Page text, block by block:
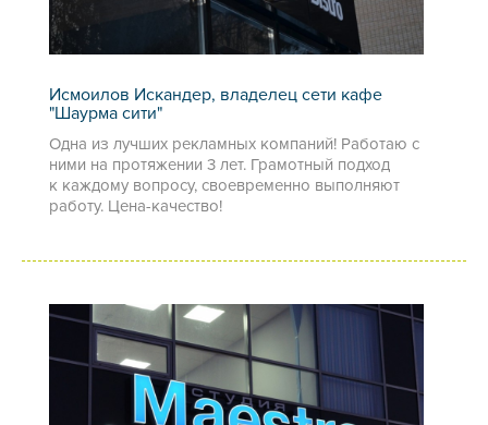
Исмоилов Искандер, владелец сети кафе
"Шаурма сити"
Одна из лучших рекламных компаний! Работаю с
ними на протяжении 3 лет. Грамотный подход
к каждому вопросу, своевременно выполняют
работу. Цена-качество!